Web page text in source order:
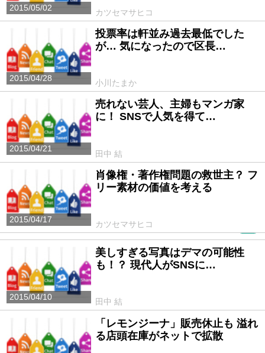
2015/05/02
カツセマサヒコ
2015/04/28
投票率は軒並み過去最低でした
が… 気になったので区長…
小川たまか
2015/04/21
売れない芸人、主婦もマンガ家
に！ SNSで人気を得て…
田中 結
2015/04/17
肖像権・著作権問題の救世主？ フ
リー素材の価値を考える
カツセマサヒコ
2015/04/10
美しすぎる写真はデマの可能性
も！？ 現代人がSNSに…
田中 結
「レモンジーナ」販売休止も 溢れ
る店頭在庫がネットで拡散